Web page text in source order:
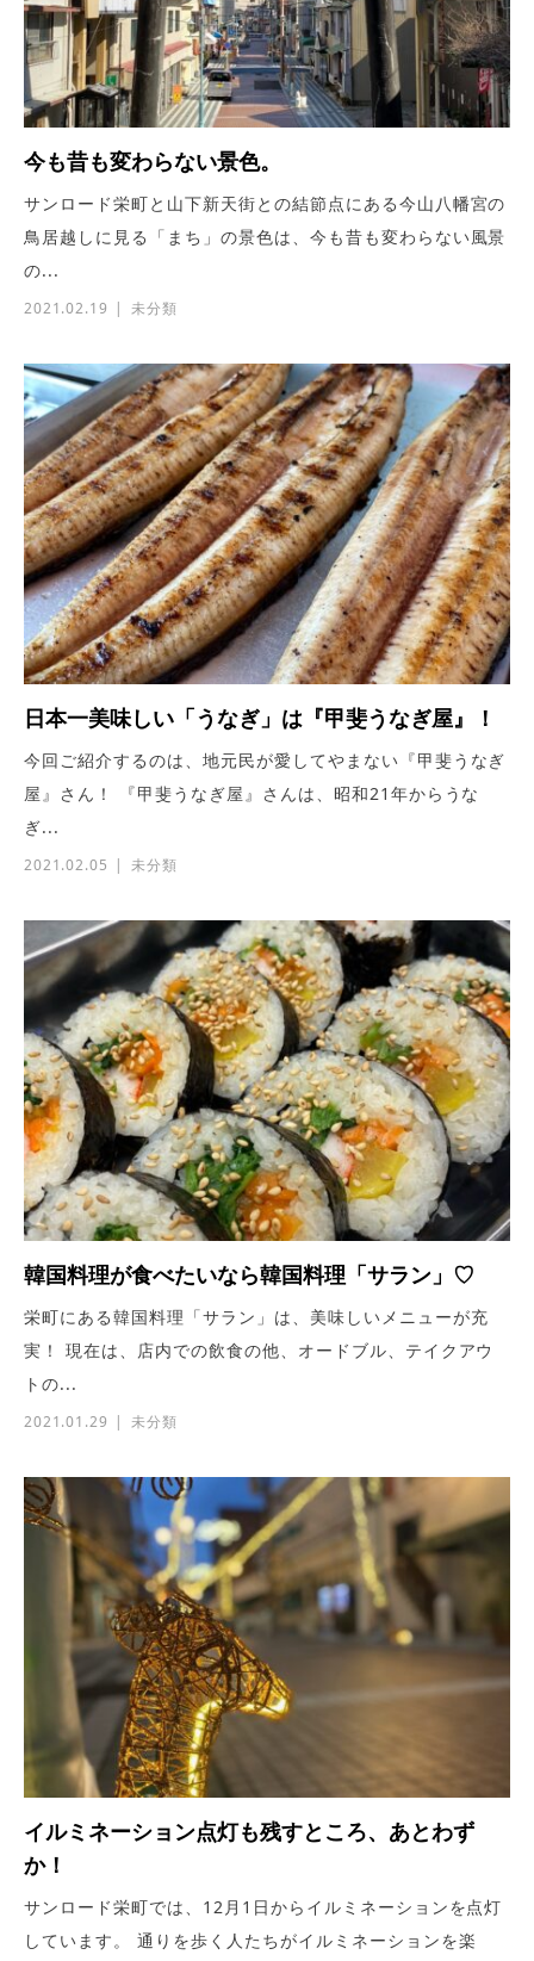
今も昔も変わらない景色。
サンロード栄町と山下新天街との結節点にある今山八幡宮の
鳥居越しに見る「まち」の景色は、今も昔も変わらない風景
の...
2021.02.19 未分類
日本一美味しい「うなぎ」は『甲斐うなぎ屋』！
今回ご紹介するのは、地元民が愛してやまない『甲斐うなぎ
屋』さん！ 『甲斐うなぎ屋』さんは、昭和21年からうな
ぎ...
2021.02.05 未分類
韓国料理が食べたいなら韓国料理「サラン」♡
栄町にある韓国料理「サラン」は、美味しいメニューが充
実！ 現在は、店内での飲食の他、オードブル、テイクアウ
トの...
2021.01.29 未分類
イルミネーション点灯も残すところ、あとわず
か！
サンロード栄町では、12月1日からイルミネーションを点灯
しています。 通りを歩く人たちがイルミネーションを楽